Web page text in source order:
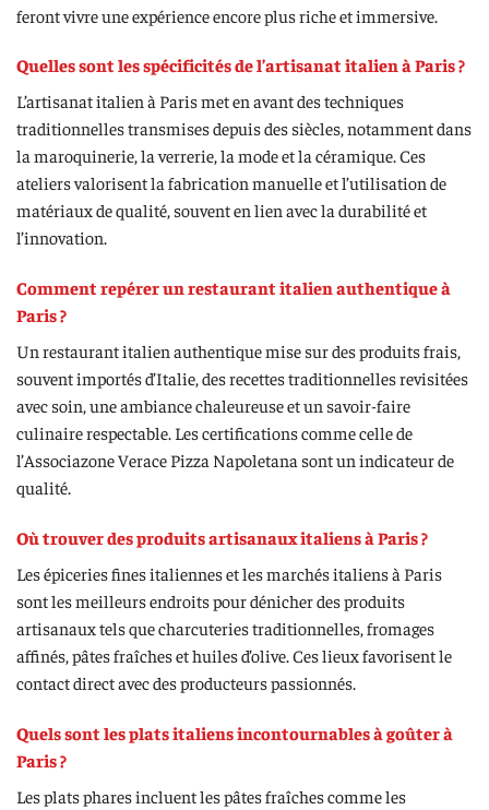
feront vivre une expérience encore plus riche et immersive.
Quelles sont les spécificités de l’artisanat italien à Paris ?
L’artisanat italien à Paris met en avant des techniques
traditionnelles transmises depuis des siècles, notamment dans
la maroquinerie, la verrerie, la mode et la céramique. Ces
ateliers valorisent la fabrication manuelle et l’utilisation de
matériaux de qualité, souvent en lien avec la durabilité et
l’innovation.
Comment repérer un restaurant italien authentique à
Paris ?
Un restaurant italien authentique mise sur des produits frais,
souvent importés d’Italie, des recettes traditionnelles revisitées
avec soin, une ambiance chaleureuse et un savoir-faire
culinaire respectable. Les certifications comme celle de
l’Associazone Verace Pizza Napoletana sont un indicateur de
qualité.
Où trouver des produits artisanaux italiens à Paris ?
Les épiceries fines italiennes et les marchés italiens à Paris
sont les meilleurs endroits pour dénicher des produits
artisanaux tels que charcuteries traditionnelles, fromages
affinés, pâtes fraîches et huiles d’olive. Ces lieux favorisent le
contact direct avec des producteurs passionnés.
Quels sont les plats italiens incontournables à goûter à
Paris ?
Les plats phares incluent les pâtes fraîches comme les